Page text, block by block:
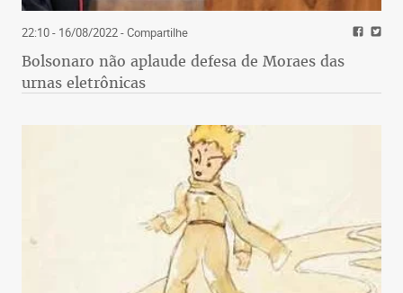
22:10 - 16/08/2022- Compartilhe
Bolsonaro não aplaude defesa de Moraes das
urnas eletrônicas